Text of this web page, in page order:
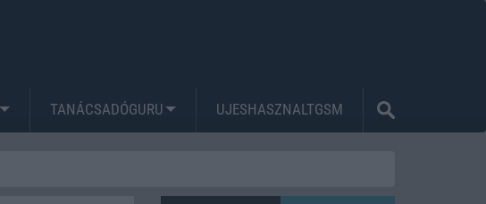
TANÁCSADÓGURU UJESHASZNALTGSM